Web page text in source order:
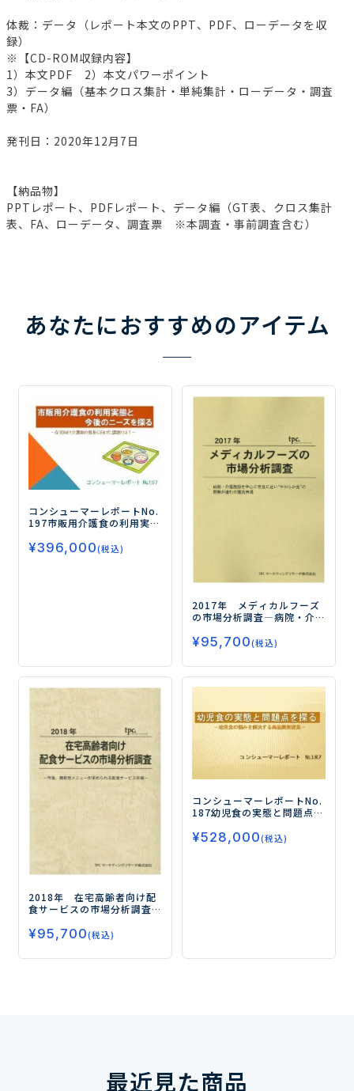
体裁：データ（レポート本文のPPT、PDF、ローデータを収
録）
※【CD-ROM収録内容】
1）本文PDF 2）本文パワーポイント
3）データ編（基本クロス集計・単純集計・ローデータ・調査
票・FA）
発刊日：2020年12月7日
【納品物】
PPTレポート、PDFレポート、データ編（GT表、クロス集計
表、FA、ローデータ、調査票 ※本調査・事前調査含む）
あなたにおすすめのアイテム
コンシューマーレポートNo.
197市販用介護食の利用実態
宅向け介護食の普及に向け
た課題とは？―
¥396,000(税込)
2017年 メディカルフーズ
の市場分析調査―病院・介
い“やわらか食”の開発が進
む介護食市場―
¥95,700(税込)
2018年 在宅高齢者向け配
食サービスの市場分析調査
求められる配食サービス市
¥95,700(税込)
コンシューマーレポートNo.
187幼児食の実態と問題点を
する商品開発提案―
¥528,000(税込)
最近見た商品